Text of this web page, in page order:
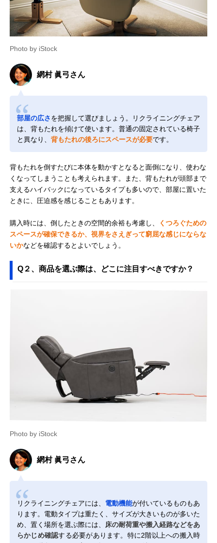
Photo by iStock
網村 眞弓さん
部屋の広さを把握して選びましょう。リクライニングチェア
は、背もたれを傾けて使います。普通の固定されている椅子
と異なり、 背もたれの後ろにスペースが必要です。
背もたれを倒すたびに本体を動かすとなると面倒になり、使わな
くなってしまうことも考えられます。また、背もたれが頭部まで
支えるハイバックになっているタイプも多いので、部屋に置いた
ときに、圧迫感を感じることもあります。
購入時には、倒したときの空間的余裕も考慮し、
くつろぐための
スペースが確保できるか、視界をさえぎって窮屈な感じにならな
いかなどを確認するとよいでしょう。
Q２、商品を選ぶ際は、どこに注目すべきですか？
Photo by iStock
網村 眞弓さん
リクライニングチェアには、 電動機能が付いているものもあ
ります。電動タイプは重たく、サイズが大きいものが多いた
め、置く場所を選ぶ際には、 床の耐荷重や搬入経路などをあ
らかじめ確認する必要があります。特に2階以上への搬入時